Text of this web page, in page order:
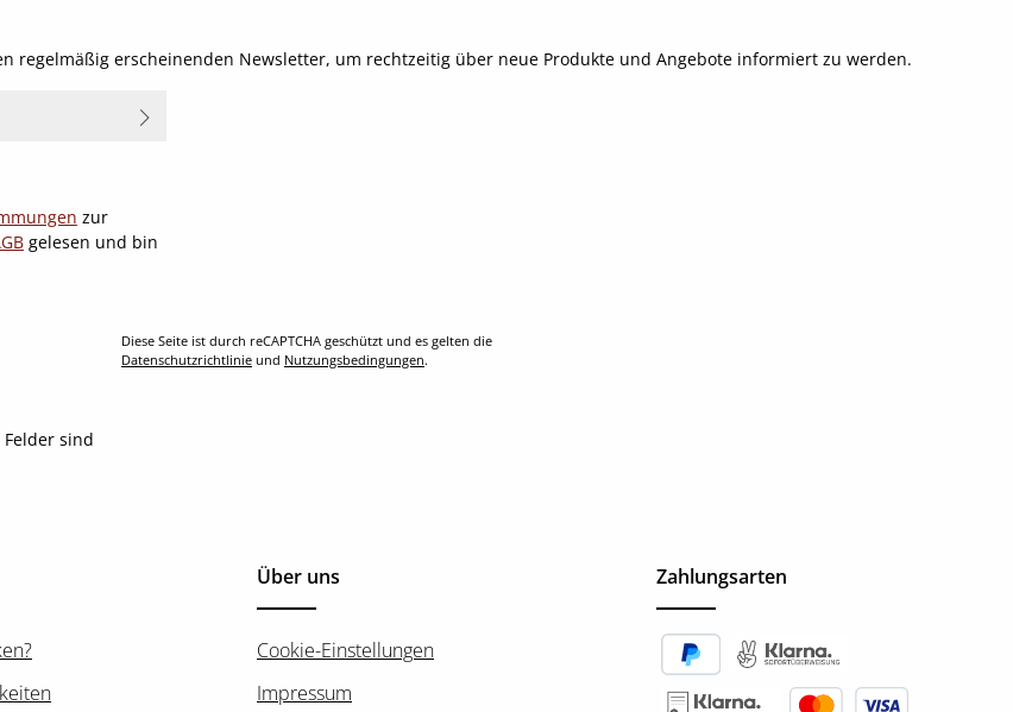
regelmäßig erscheinenden Newsletter, um rechtzeitig über neue Produkte und Angebote informiert zu werden.
zur
gelesen und bin
Diese Seite ist durch reCAPTCHA geschützt und es gelten die
Datenschutzrichtlinieund Nutzungsbedingungen.
sind
Über uns
Cookie-Einstellungen
Impressum
Zahlungsarten